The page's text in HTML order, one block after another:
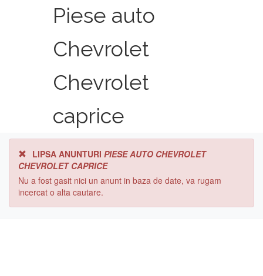
Piese auto
Chevrolet
Chevrolet
caprice
LIPSA ANUNTURI PIESE AUTO CHEVROLET
CHEVROLET CAPRICE
Nu a fost gasit nici un anunt in baza de date, va rugam
incercat o alta cautare.